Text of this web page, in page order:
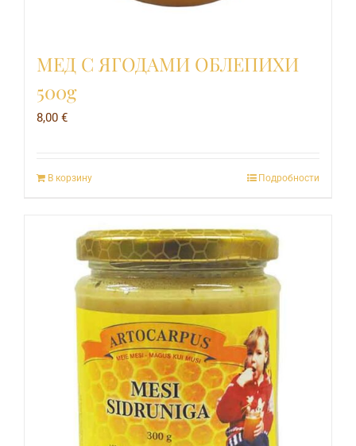
МЕД С ЯГОДАМИ ОБЛЕПИХИ
500g
8,00 €
В корзину Подробности